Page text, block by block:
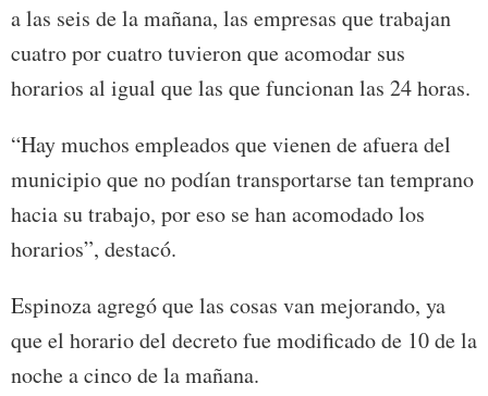
a las seis de la mañana, las empresas que trabajan
cuatro por cuatro tuvieron que acomodar sus
horarios al igual que las que funcionan las 24 horas.
“Hay muchos empleados que vienen de afuera del
municipio que no podían transportarse tan temprano
hacia su trabajo, por eso se han acomodado los
horarios”, destacó.
Espinoza agregó que las cosas van mejorando, ya
que el horario del decreto fue modificado de 10 de la
noche a cinco de la mañana.